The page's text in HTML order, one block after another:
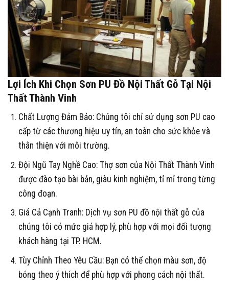
Lợi Ích Khi Chọn Sơn PU Đồ Nội Thất Gỗ Tại Nội
Thất Thành Vinh
Chất Lượng Đảm Bảo: Chúng tôi chỉ sử dụng sơn PU cao
cấp từ các thương hiệu uy tín, an toàn cho sức khỏe và
thân thiện với môi trường.
Đội Ngũ Tay Nghề Cao: Thợ sơn của Nội Thất Thành Vinh
được đào tạo bài bản, giàu kinh nghiệm, tỉ mỉ trong từng
công đoạn.
Giá Cả Cạnh Tranh: Dịch vụ sơn PU đồ nội thất gỗ của
chúng tôi có mức giá hợp lý, phù hợp với mọi đối tượng
khách hàng tại TP. HCM.
Tùy Chỉnh Theo Yêu Cầu: Bạn có thể chọn màu sơn, độ
bóng theo ý thích để phù hợp với phong cách nội thất.